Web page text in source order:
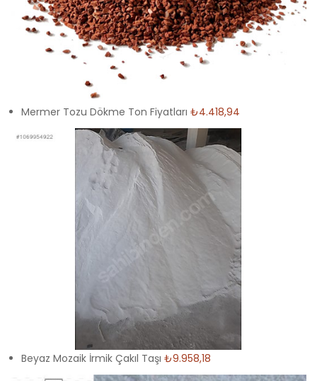
Mermer Tozu Dökme Ton Fiyatları ₺4.418,94
Beyaz Mozaik İrmik Çakıl Taşı ₺9.958,18